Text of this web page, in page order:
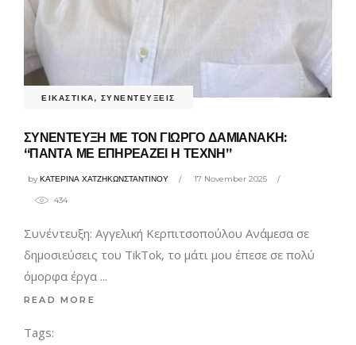
ΕΙΚΑΣΤΙΚΑ, ΣΥΝΕΝΤΕΥΞΕΙΣ
ΣΥΝΕΝΤΕΥΞΗ ΜΕ ΤΟΝ ΓΙΩΡΓΟ ΔΑΜΙΑΝΑΚΗ:
“ΠΑΝΤΑ ΜΕ ΕΠΗΡΕΑΖΕΙ Η ΤΕΧΝΗ”
byΚΑΤΕΡΙΝΑ ΧΑΤΖΗΚΩΝΣΤΑΝΤΙΝΟΥ 17 November 2025
434
Συνέντευξη: Αγγελική Κερπιτσοπούλου Ανάμεσα σε
δημοσιεύσεις του TikTok, το μάτι μου έπεσε σε πολύ
όμορφα έργα
READ MORE
Tags: